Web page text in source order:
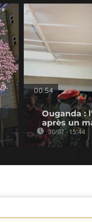
00:54
Ouganda :
après un
30/07 - 15:44